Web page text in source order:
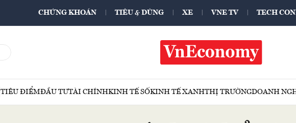
CHỨNG KHOÁN TIÊU & DÙNG XE VNE TV TECH
TIÊU ĐIỂMĐẦU TƯTÀI CHÍNHKINH TẾ SỐKINH TẾ XANHTHỊ TRƯỜNGDOANH